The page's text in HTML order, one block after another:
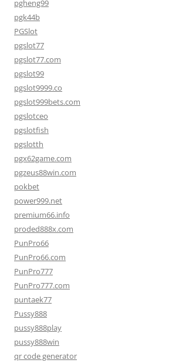
pgheng99
pgk44b
PGSlot
pgslot77
pgslot77.com
pgslot99
pgslot9999.co
pgslot999bets.com
pgslotceo
pgslotfish
pgslotth
pgx62game.com
pgzeus88win.com
pokbet
power999.net
premium66.info
proded888x.com
PunPro66
PunPro66.com
PunPro777
PunPro777.com
puntaek77
Pussy888
pussy888play
pussy888win
qr code generator